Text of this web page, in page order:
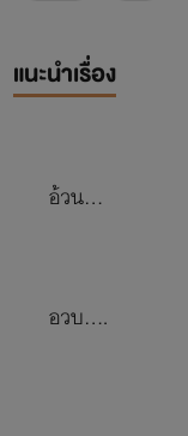
แนะนำเรื่อง
อ้วน...
อวบ....